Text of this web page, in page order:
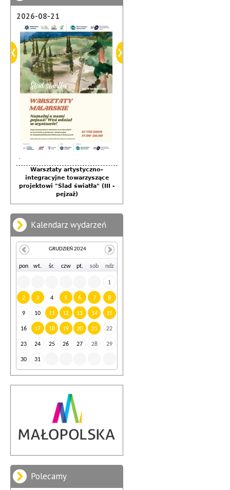
2026-08-07
.
Warsztaty artystyczno-
integracyjne towarzyszące
projektowi "Ślad światła" (II -
portret)
2026-08-21
.
Warsztaty artystyczno-
integracyjne towarzyszące
projektowi "Ślad światła" (III -
pejzaż)
Kalendarz wydarzeń
pon wt. śr. czw pt. sob ndz
1
2 3 4 5 6 7 8
9 10 11 12 13 14 15
16 17 18 19 20 21 22
23 24 25 26 27 28 29
30 31
GRUDZIEŃ 2024
Polecamy